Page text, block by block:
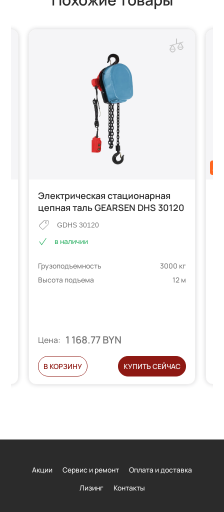
Электрическая стационарная
цепная таль GEARSEN DHS 30120
GDHS 30120
в наличии
Грузоподъемность
3000 кг
Высота подъема
12 м
Цена: 1 168.77 BYN
В КОРЗИНУ КУПИТЬ СЕЙЧАС
Акции Сервис и ремонт
Оплата и доставка
Лизинг
Контакты